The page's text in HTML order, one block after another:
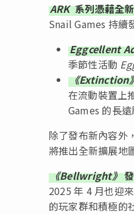
ARK系列憑藉全
Snail Games 持續
Eggcellent
季節性活動
《Extinction
在流動裝置上
Games 的長
除了發布新內容外
將推出全新擴展地
《Bellwright》
2025 年 4 月也迎
的玩家群和積極的